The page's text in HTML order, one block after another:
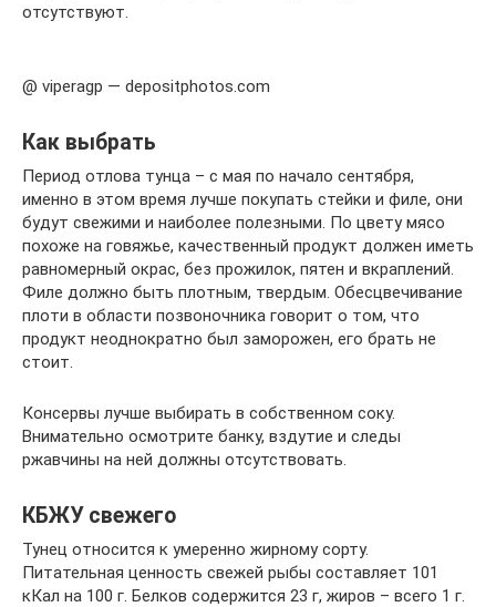
отсутствуют.
@ viperagp — depositphotos.com
Как выбрать
Период отлова тунца – с мая по начало сентября,
именно в этом время лучше покупать стейки и филе, они
будут свежими и наиболее полезными. По цвету мясо
похоже на говяжье, качественный продукт должен иметь
равномерный окрас, без прожилок, пятен и вкраплений.
Филе должно быть плотным, твердым. Обесцвечивание
плоти в области позвоночника говорит о том, что
продукт неоднократно был заморожен, его брать не
стоит.
Консервы лучше выбирать в собственном соку.
Внимательно осмотрите банку, вздутие и следы
ржавчины на ней должны отсутствовать.
КБЖУ свежего
Тунец относится к умеренно жирному сорту.
Питательная ценность свежей рыбы составляет 101
кКал на 100 г. Белков содержится 23 г, жиров – всего 1 г.